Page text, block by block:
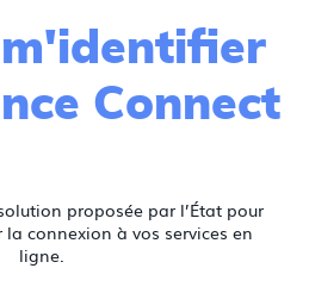
m'identifier
Connect
proposée par l’État pour
connexion à vos services en
ligne.